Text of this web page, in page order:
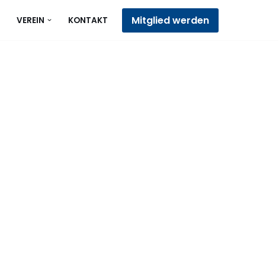
VEREIN KONTAKT Mitglied werden